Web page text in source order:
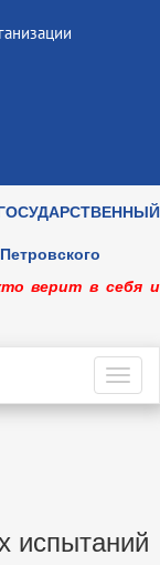
верит в себя и
испытаний